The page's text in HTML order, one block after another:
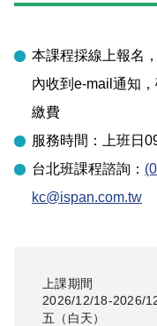
本課程採線上報名
內收到e-mail通知
繳費
服務時間：上班日
台北班課程諮詢：
kc@ispan.com.tw
上課期間
2026/12/18-2026/
五 （ 白天）